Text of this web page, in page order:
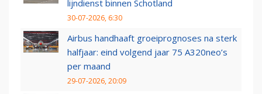
lijndienst binnen Schotland
30-07-2026, 6:30
Airbus handhaaft groeiprognoses na sterk
halfjaar: eind volgend jaar 75 A320neo’s
per maand
29-07-2026, 20:09